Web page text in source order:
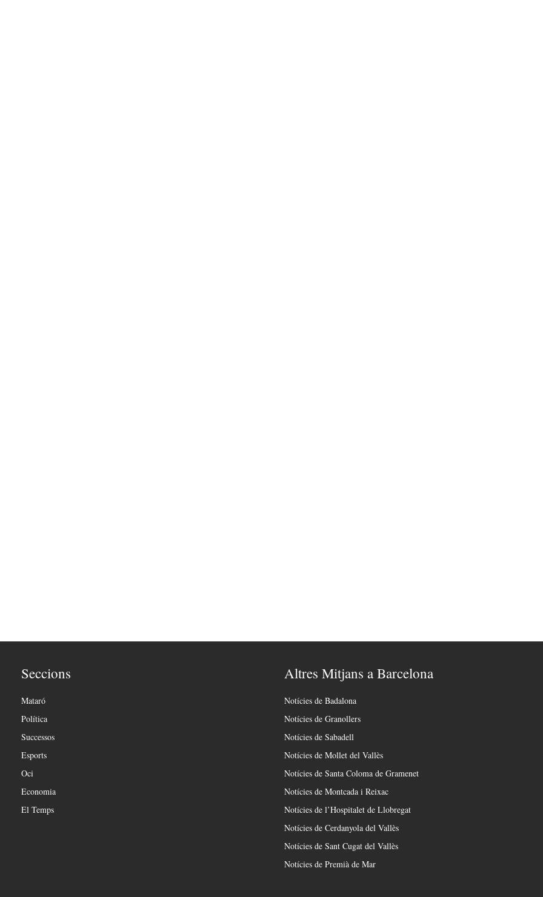
Seccions
Mataró
Política
Successos
Esports
Oci
Economia
El Temps
Altres Mitjans a Barcelona
Notícies de Badalona
Notícies de Granollers
Notícies de Sabadell
Notícies de Mollet del Vallès
Notícies de Santa Coloma de Gramenet
Notícies de Montcada i Reixac
Notícies de l’Hospitalet de Llobregat
Notícies de Cerdanyola del Vallès
Notícies de Sant Cugat del Vallès
Notícies de Premià de Mar